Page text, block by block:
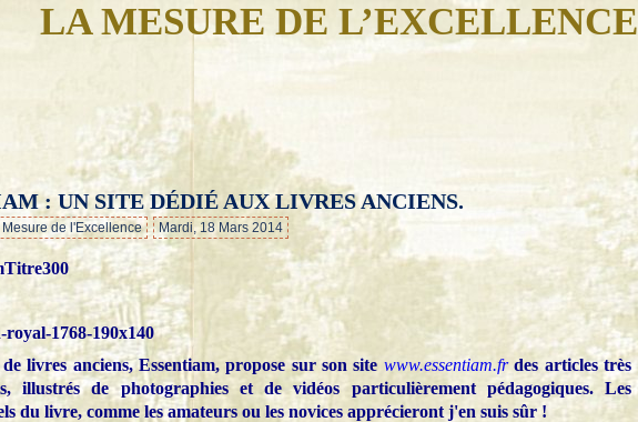
LA MESURE DE L’EXCELLENCE
…
: UN SITE DÉDIÉ AUX LIVRES ANCIENS.
de l'Excellence Mardi, 18 Mars 2014
livres anciens, Essentiam, propose sur son site www.essentiam.fr des articles très
illustrés de photographies et de vidéos particulièrement pédagogiques. Les
du livre, comme les amateurs ou les novices apprécieront j'en suis sûr !